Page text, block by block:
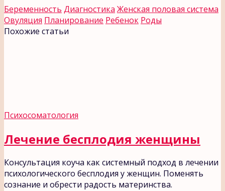
Беременность Диагностика Женская половая система
Овуляция Планирование Ребенок Роды
Похожие статьи
Психосоматология
Лечение бесплодия женщины
Консультация коуча как системный подход в лечении
психологического бесплодия у женщин. Поменять
сознание и обрести радость материнства.